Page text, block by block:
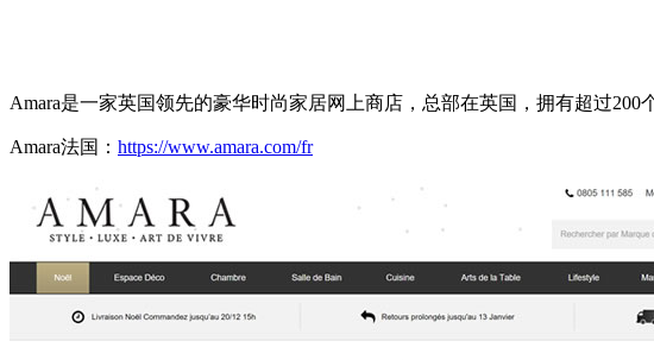
Amara是一家英国领先的豪华时尚家居网上商店，总部在英国，拥有超过
Amara法国： https://www.amara.com/fr